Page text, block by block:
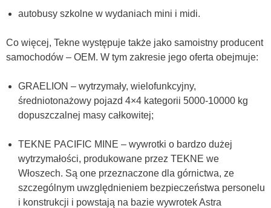
autobusy szkolne w wydaniach mini i midi.
Co więcej, Tekne występuje także jako samoistny producent
samochodów – OEM. W tym zakresie jego oferta obejmuje:
GRAELION – wytrzymały, wielofunkcyjny,
średniotonażowy pojazd 4×4 kategorii 5000-10000 kg
dopuszczalnej masy całkowitej;
TEKNE PACIFIC MINE – wywrotki o bardzo dużej
wytrzymałości, produkowane przez TEKNE we
Włoszech. Są one przeznaczone dla górnictwa, ze
szczególnym uwzględnieniem bezpieczeństwa personelu
i konstrukcji i powstają na bazie wywrotek Astra